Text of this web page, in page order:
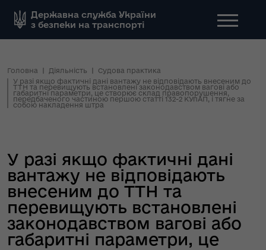
Державна служба України
з безпеки на транспорті
Головна Діяльність
Судова практика
У разі якщо фактичні дані вантажу не відповідають внесеним до
ТТН та перевищують встановлені законодавством вагові або
габаритні параметри, це створює склад правопорушення,
передбаченого частиною першою статті 132-2 КУпАП, і тягне за
собою накладення штра
У разі якщо фактичні дані
вантажу не відповідають
внесеним до ТТН та
перевищують встановлені
законодавством вагові або
габаритні параметри, це